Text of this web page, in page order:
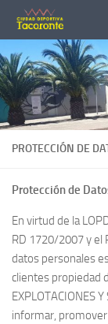
Abrir barra de
Saltar al
PROTECCIÓN DE
Protección de
En virtud de la
RD 1720/2007 y el
datos personales
clientes propiedad
EXPLOTACIONES
informar,